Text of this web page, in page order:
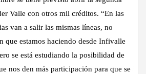
Valle con otros mil créditos. “En las
van a salir las mismas líneas, no
que estamos haciendo desde Infivalle
se está estudiando la posibilidad de
nos den más participación para que se